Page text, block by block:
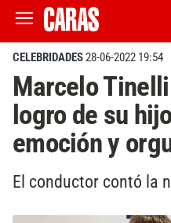
CELEBRIDADES28-06-2022 19:54
Marcelo
logro de su
emoción y
El conductor contó la